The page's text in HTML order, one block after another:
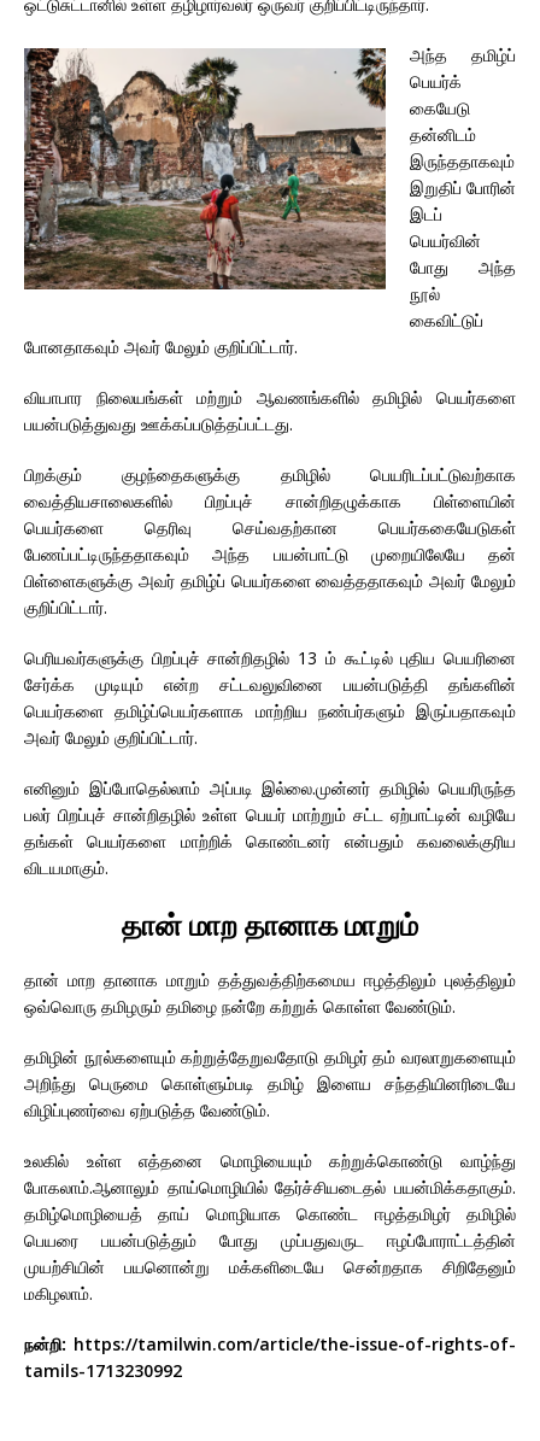
அந்த தமிழ்ப்
பெயர்க்
கையேடு
தன்னிடம்
இருந்ததாகவும்
இறுதிப் போரின்
இடப்
பெயர்வின்
போது அந்த
நூல்
கைவிட்டுப்
போனதாகவும் அவர் மேலும் குறிப்பிட்டார்.
வியாபார நிலையங்கள் மற்றும் ஆவணங்களில் தமிழில் பெயர்களை
பயன்படுத்துவது ஊக்கப்படுத்தப்பட்டது.
பிறக்கும் குழந்தைகளுக்கு தமிழில் பெயரிடப்பட்டுவற்காக
வைத்தியசாலைகளில் பிறப்புச் சான்றிதழுக்காக பிள்ளையின்
பெயர்களை தெரிவு செய்வதற்கான பெயர்ககையேடுகள்
பேணப்பட்டிருந்ததாகவும் அந்த பயன்பாட்டு முறையிலேயே தன்
பிள்ளைகளுக்கு அவர் தமிழ்ப் பெயர்களை வைத்ததாகவும் அவர் மேலும்
குறிப்பிட்டார்.
பெரியவர்களுக்கு பிறப்புச் சான்றிதழில் 13 ம் கூட்டில் புதிய பெயரினை
சேர்க்க முடியும் என்ற சட்டவலுவினை பயன்படுத்தி தங்களின்
பெயர்களை தமிழ்ப்பெயர்களாக மாற்றிய நண்பர்களும் இருப்பதாகவும்
அவர் மேலும் குறிப்பிட்டார்.
எனினும் இப்போதெல்லாம் அப்படி இல்லை.முன்னர் தமிழில் பெயரிருந்த
பலர் பிறப்புச் சான்றிதழில் உள்ள பெயர் மாற்றும் சட்ட ஏற்பாட்டின் வழியே
தங்கள் பெயர்களை மாற்றிக் கொண்டனர் என்பதும் கவலைக்குரிய
விடயமாகும்.
தான் மாற தானாக மாறும்
தான் மாற தானாக மாறும் தத்துவத்திற்கமைய ஈழத்திலும் புலத்திலும்
ஒவ்வொரு தமிழரும் தமிழை நன்றே கற்றுக் கொள்ள வேண்டும்.
தமிழின் நூல்களையும் கற்றுத்தேறுவதோடு தமிழர் தம் வரலாறுகளையும்
அறிந்து பெருமை கொள்ளும்படி தமிழ் இளைய சந்ததியினரிடையே
விழிப்புணர்வை ஏற்படுத்த வேண்டும்.
உலகில் உள்ள எத்தனை மொழியையும் கற்றுக்கொண்டு வாழ்ந்து
போகலாம்.ஆனாலும் தாய்மொழியில் தேர்ச்சியடைதல் பயன்மிக்கதாகும்.
தமிழ்மொழியைத் தாய் மொழியாக கொண்ட ஈழத்தமிழர் தமிழில்
பெயரை பயன்படுத்தும் போது முப்பதுவருட ஈழப்போராட்டத்தின்
முயற்சியின் பயனொன்று மக்களிடையே சென்றதாக சிறிதேனும்
மகிழலாம்.
நன்றி: https://tamilwin.com/article/the-issue-of-rights-of-
tamils-1713230992